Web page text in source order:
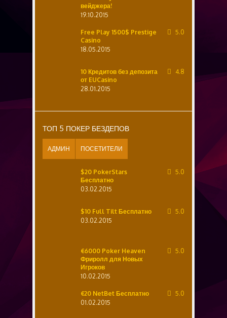
вейджера!
19.10.2015
Free Play 1500$ Prestige
Casino
18.05.2015
5.0
10 Кредитов без депозита
от EUCasino
28.01.2015
4.8
ТОП 5 ПОКЕР БЕЗДЕПОВ
АДМИН ПОСЕТИТЕЛИ
$20 PokerStars
Бесплатно
03.02.2015
5.0
$10 Full Tilt Бесплатно
03.02.2015
5.0
€6000 Poker Heaven
Фриролл для Новых
Игроков
10.02.2015
5.0
€20 NetBet Бесплатно
01.02.2015
5.0